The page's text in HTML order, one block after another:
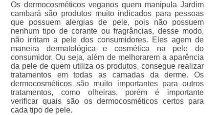
Os dermocosméticos veganos quem manipula Jardim
cambará são produtos muito indicados para pessoas
que possuem alergias de pele, pois não possuem
nenhum tipo de corante ou fragrâncias, desse modo,
não irritam a pele dos consumidores. Eles agem de
maneira dermatológica e cosmética na pele do
consumidor. Ou seja, além de melhorarem a aparência
da pele de quem utiliza os produtos, consegue realizar
tratamentos em todas as camadas da derme. Os
dermocosméticos são muito importantes para outros
tratamentos, como olheiras, porém é importante
verificar quais são os dermocosméticos certos para
cada tipo de pele.